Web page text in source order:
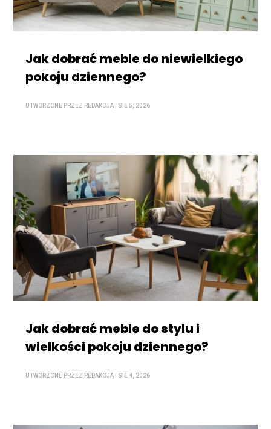
Jak dobrać meble do niewielkiego
pokoju dziennego?
UTWORZONE PRZEZ REDAKCJA SIE 5, 2026
Jak dobrać meble do stylu i
wielkości pokoju dziennego?
UTWORZONE PRZEZ REDAKCJA SIE 4, 2026